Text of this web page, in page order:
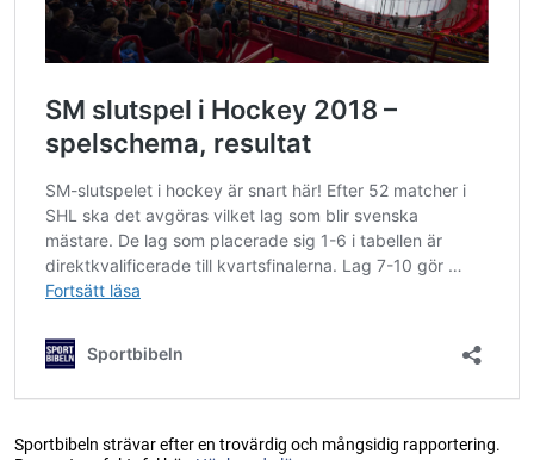
Sportbibeln strävar efter en trovärdig och mångsidig rapportering.